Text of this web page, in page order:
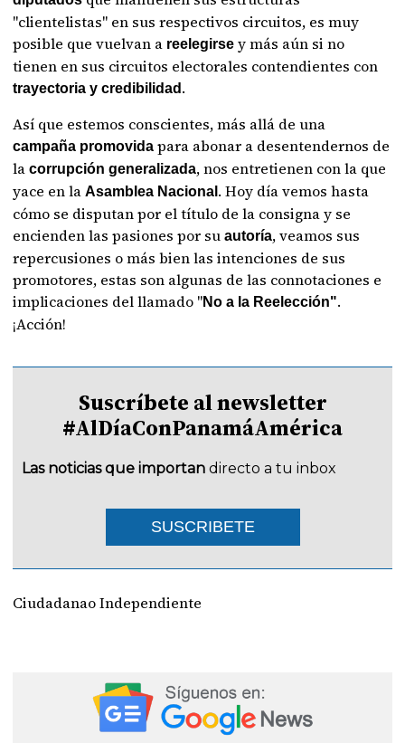
"clientelistas" en sus respectivos circuitos, es muy
posible que vuelvan a reelegirse y más aún si no
tienen en sus circuitos electorales contendientes con
trayectoria y credibilidad .
Así que estemos conscientes, más allá de una
campaña promovida para abonar a desentendernos de
lacorrupción generalizada, nos entretienen con la que
yace en laAsamblea Nacional . Hoy día vemos hasta
cómo se disputan por el título de la consigna y se
encienden las pasiones por suautoría, veamos sus
repercusiones o más bien las intenciones de sus
promotores, estas son algunas de las connotaciones e
implicaciones del llamado "No a la Reelección".
¡Acción!
Suscríbete al newsletter
#AlDíaConPanamáAmérica
Las noticias que importan directo a tu inbox
SUSCRIBETE
Ciudadanao Independiente